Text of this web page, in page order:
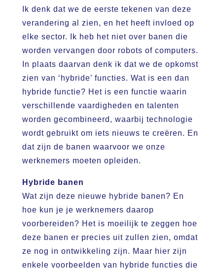
Ik denk dat we de eerste tekenen van deze
verandering al zien, en het heeft invloed op
elke sector. Ik heb het niet over banen die
worden vervangen door robots of computers.
In plaats daarvan denk ik dat we de opkomst
zien van ‘hybride’ functies. Wat is een dan
hybride functie? Het is een functie waarin
verschillende vaardigheden en talenten
worden gecombineerd, waarbij technologie
wordt gebruikt om iets nieuws te creëren. En
dat zijn de banen waarvoor we onze
werknemers moeten opleiden.
Hybride banen
Wat zijn deze nieuwe hybride banen? En
hoe kun je je werknemers daarop
voorbereiden? Het is moeilijk te zeggen hoe
deze banen er precies uit zullen zien, omdat
ze nog in ontwikkeling zijn. Maar hier zijn
enkele voorbeelden van hybride functies die